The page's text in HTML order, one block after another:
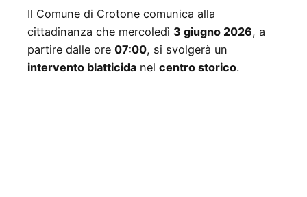
Il Comune di Crotone comunica alla
cittadinanza che mercoledì 3 giugno 2026, a
partire dalle ore 07:00, si svolgerà un
intervento blatticida nel centro storico.